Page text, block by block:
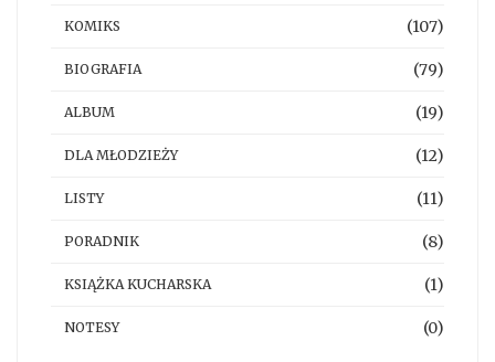
KOMIKS (107)
BIOGRAFIA (79)
ALBUM (19)
DLA MŁODZIEŻY (12)
LISTY (11)
PORADNIK (8)
KSIĄŻKA KUCHARSKA (1)
NOTESY (0)